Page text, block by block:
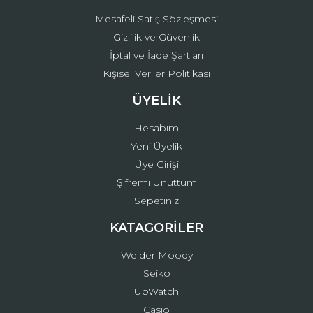
Mesafeli Satış Sözleşmesi
Gizlilik ve Güvenlik
İptal ve İade Şartları
Kişisel Veriler Politikası
ÜYELİK
Hesabım
Yeni Üyelik
Üye Girişi
Şifremi Unuttum
Sepetiniz
KATAGORİLER
Welder Moody
Seiko
UpWatch
Casio